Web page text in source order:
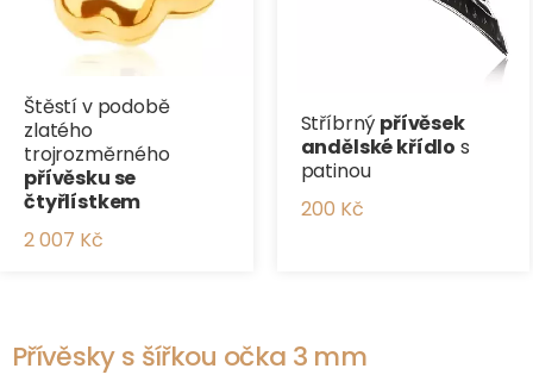
Štěstí v podobě
zlatého
trojrozměrného
přívěsku se
čtyřlístkem
2 007 Kč
Stříbrný přívěsek
andělské křídlo s
patinou
200 Kč
Přívěsky s šířkou očka 3 mm